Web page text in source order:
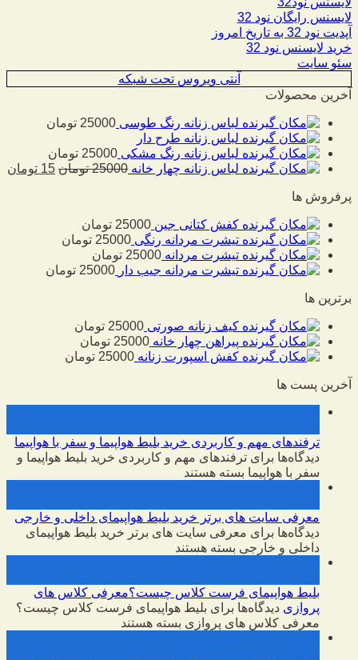
لایسنس رایگان نود 32
آپدیت نود 32 به تاریخ امروز
خرید لایسنس نود 32
سئو سایت
آنتی ویروس تحت شبکه
آخرین محصولات
لباس زنانه رنگ طوسی 25000 تومان
لباس زنانه طرح دار
لباس زنانه رنگ مشکی 25000 تومان
لباس زنانه چهار خانه 25000 تومان 15 تومان
پرفروش ها
کفش کتانی جین 25000 تومان
تیشرت مردانه رنگی 25000 تومان
تیشرت مردانه 25000 تومان
تیشرت مردانه جیب دار 25000 تومان
برترین ها
کیف زنانه صورتی 25000 تومان
پیراهن چهار خانه 25000 تومان
کفش اسپورت زنانه 25000 تومان
آخرین پست ها
ترفندهای مهم و کاربردی خرید بلیط هواپیما و سفر با هواپیما
دیدگاه‌ها برای ترفندهای مهم و کاربردی خرید بلیط هواپیما و
سفر با هواپیما بسته هستند
معرفی سایت های برتر خرید بلیط هواپیمای داخلی و خارجی
دیدگاه‌ها برای معرفی سایت های برتر خرید بلیط هواپیمای
داخلی و خارجی بسته هستند
بلیط هواپیمای فرست کلاس چیست؟معرفی کلاس های
پروازی دیدگاه‌ها برای بلیط هواپیمای فرست کلاس چیست؟
معرفی کلاس های پروازی بسته هستند